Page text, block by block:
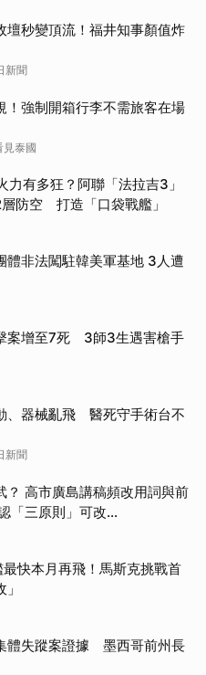
壇秒變頂流！福井知事顏值炸
新聞
！強制開箱行李不需旅客在場
見泰國
力有多狂？阿聯「法拉吉3」
防空 打造「口袋戰艦」
體非法闖駐韓美軍基地 3人遭
案增至7死 3師3生遇害槍手
、器械亂飛 醫死守手術台不
新聞
？ 高市廣島講稿頻改用詞與前
「三原則」可改...
快本月再飛！馬斯克挑戰首
體失蹤案證據 墨西哥前州長